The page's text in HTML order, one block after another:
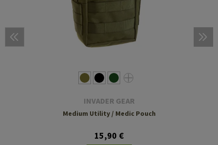
INVADER GEAR
Medium Utility / Medic Pouch
15,90 €